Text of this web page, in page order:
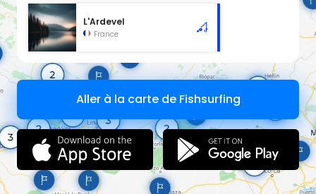
L'Ardevel
France
Aller à la carte de Fishsurfing